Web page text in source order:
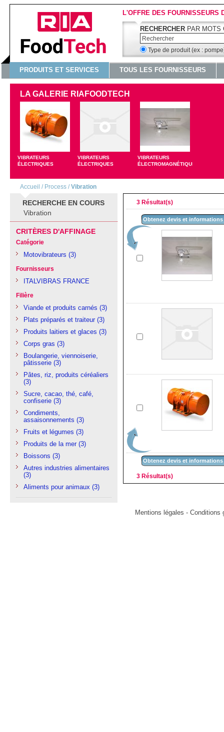
L'OFFRE DES FOURNISSEURS
RECHERCHER PAR MOTS
Type de produit (ex :
PRODUITS ET SERVICES TOUS LES FOURNISSEURS
LA GALERIE RIAFOODTECH
VIBRATEURS
ÉLECTRIQUES
VIBRATEURS
ÉLECTRIQUES
VIBRATEURS
ÉLECTROMAGNÉTIQUES
Accueil / Process /Vibration
3 Résultat(s)
Obtenez devis et informations
Obtenez devis et informations
3 Résultat(s)
RECHERCHE EN COURS
Vibration
CRITÈRES D'AFFINAGE
Catégorie
Motovibrateurs (3)
Fournisseurs
ITALVIBRAS FRANCE
Filière
Viande et produits carnés (3)
Plats préparés et traiteur (3)
Produits laitiers et glaces (3)
Corps gras (3)
Boulangerie, viennoiserie,
pâtisserie (3)
Pâtes, riz, produits céréaliers
(3)
Sucre, cacao, thé, café,
confiserie (3)
Condiments,
assaisonnements (3)
Fruits et légumes (3)
Produits de la mer (3)
Boissons (3)
Autres industries alimentaires
(3)
Aliments pour animaux (3)
Mentions légales - Conditions